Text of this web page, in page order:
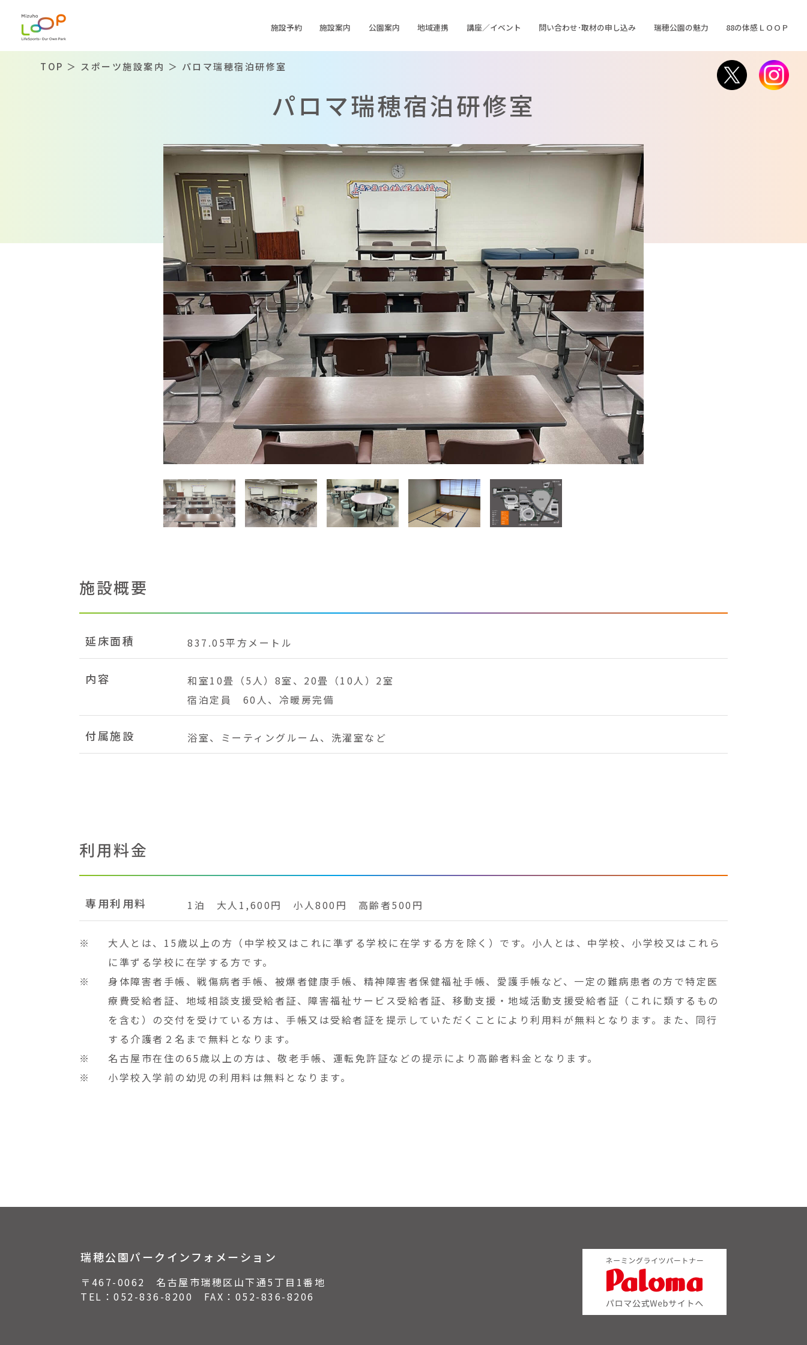
施設予約 施設案内 公園案内 地域連携 講座／イベント 問い合わせ･取材の申し込み 瑞穂公園の魅力 88の体感ＬＯＯＰ
TOP ＞ スポーツ施設案内 ＞ パロマ瑞穂宿泊研修室
パロマ瑞穂宿泊研修室
施設概要
延床面積 837.05平方メートル
内容
和室10畳（5人）8室、20畳（10人）2室
宿泊定員 60人、冷暖房完備
付属施設 浴室、ミーティングルーム、洗濯室など
利用料金
専用利用料 1泊 大人1,600円 小人800円 高齢者500円
※
大人とは、15歳以上の方（中学校又はこれに準ずる学校に在学する方を除く）です。小人とは、中学校、小学校又はこれら
に準ずる学校に在学する方です。
※
身体障害者手帳、戦傷病者手帳、被爆者健康手帳、精神障害者保健福祉手帳、愛護手帳など、一定の難病患者の方で特定医
療費受給者証、地域相談支援受給者証、障害福祉サービス受給者証、移動支援・地域活動支援受給者証（これに類するもの
を含む）の交付を受けている方は、手帳又は受給者証を提示していただくことにより利用料が無料となります。また、同行
する介護者２名まで無料となります。
※
名古屋市在住の65歳以上の方は、敬老手帳、運転免許証などの提示により高齢者料金となります。
※
小学校入学前の幼児の利用料は無料となります。
瑞穂公園パークインフォメーション
〒467-0062 名古屋市瑞穂区山下通5丁目1番地
TEL： 052-836-8200 FAX：052-836-8206